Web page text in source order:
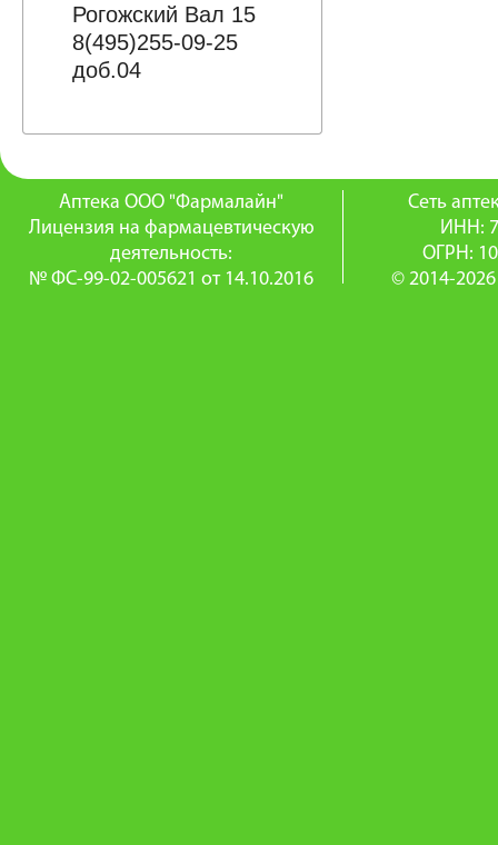
Рогожский Вал 15
8(495)255-09-25
доб.04
Аптека ООО "Фармалайн"
Лицензия на фармацевтическую
деятельность:
№ ФС-99-02-005621 от 14.10.2016
Сеть
ИНН:
ОГРН:
© 2014-